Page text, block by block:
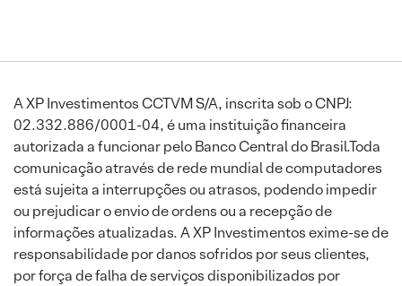
A XP Investimentos CCTVM S/A, inscrita sob o CNPJ:
02.332.886/0001-04, é uma instituição financeira
autorizada a funcionar pelo Banco Central do Brasil.Toda
comunicação através de rede mundial de computadores
está sujeita a interrupções ou atrasos, podendo impedir
ou prejudicar o envio de ordens ou a recepção de
informações atualizadas. A XP Investimentos exime-se de
responsabilidade por danos sofridos por seus clientes,
por força de falha de serviços disponibilizados por